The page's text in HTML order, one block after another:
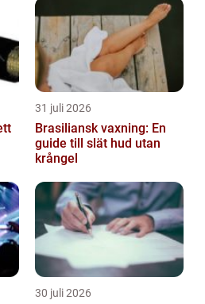
31 juli 2026
Brasiliansk vaxning: En
guide till slät hud utan
krångel
30 juli 2026